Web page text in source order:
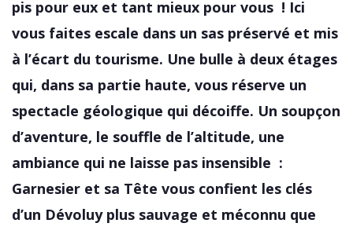
pis pour eux et tant mieux pour vous ! Ici
vous faites escale dans un sas préservé et mis
à l’écart du tourisme. Une bulle à deux étages
qui, dans sa partie haute, vous réserve un
spectacle géologique qui décoiffe. Un soupçon
d’aventure, le souffle de l’altitude, une
ambiance qui ne laisse pas insensible :
Garnesier et sa Tête vous confient les clés
d’un Dévoluy plus sauvage et méconnu que